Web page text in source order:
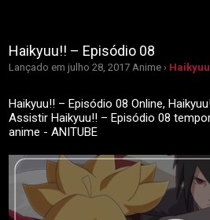
Haikyuu!! – Episódio 08
Lançado em julho 28, 2017 Anime ›
Haikyuu!! – Episódio 08 Online,
Assistir Haikyuu!! – Episódio 08
anime - ANITUBE